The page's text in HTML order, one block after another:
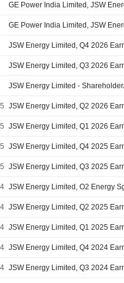
GE Power India Limited, JSW
GE Power India Limited, JSW
JSW Energy Limited, Q4 2026
JSW Energy Limited, Q3 2026
JSW Energy Limited -
JSW Energy Limited, Q2 2026
JSW Energy Limited, Q1 2026
JSW Energy Limited, Q4 2025
JSW Energy Limited, Q3 2025
JSW Energy Limited, O2 Energy
JSW Energy Limited, Q2 2025
JSW Energy Limited, Q1 2025
JSW Energy Limited, Q4 2024
JSW Energy Limited, Q3 2024